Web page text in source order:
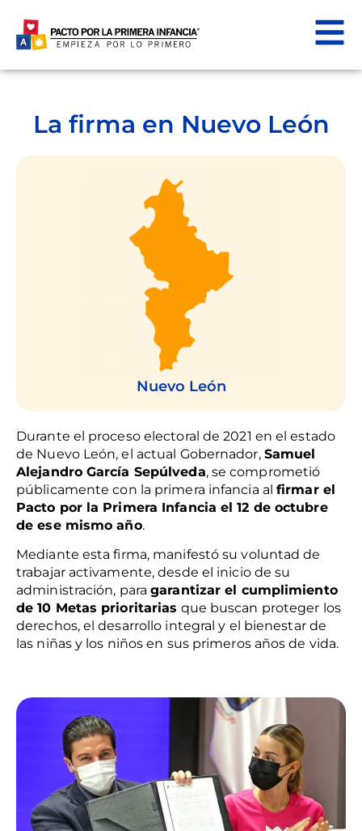
La firma en Nuevo León
Nuevo León
Durante el proceso electoral de 2021 en el estado
de Nuevo León, el actual Gobernador, Samuel
Alejandro García Sepúlveda, se comprometió
públicamente con la primera infancia alfirmar el
Pacto por la Primera Infancia el 12 de octubre
de ese mismo año.
Mediante esta firma, manifestó su voluntad de
trabajar activamente, desde el inicio de su
administración, paragarantizar el cumplimiento
de 10 Metas prioritarias que buscan proteger los
derechos, el desarrollo integral y el bienestar de
las niñas y los niños en sus primeros años de vida.